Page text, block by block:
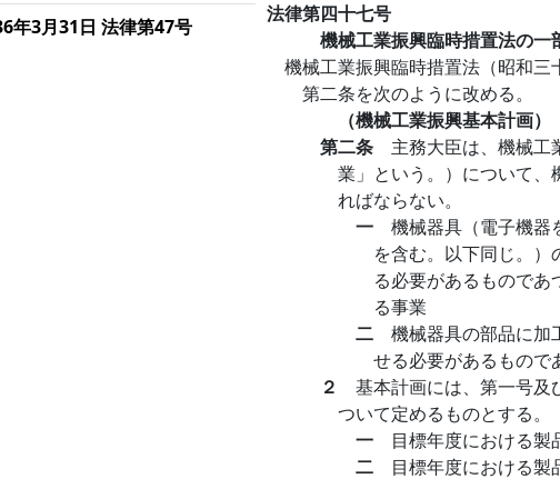
年3月31日 法律第47号
法律第四十七号
機械工業振興臨時措置法の一
機械工業振興臨時措置法（昭和三
第二条を次のように改める。
（機械工業振興基本計画）
第二条 主務大臣は、機械工
業」という。）について
ればならない。
一 機械器具（電子機器
を含む。以下同じ。
る必要があるもので
る事業
二 機械器具の部品に加
せる必要があるもので
２ 基本計画には、第一号及
ついて定めるものとする。
一 目標年度における
二 目標年度における